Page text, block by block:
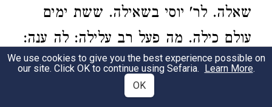
שאלה. לר' יוסי בשאילה. ששת ימים
עולם כילה. מה פעל רב עלילה: לה ענה:
שמעי נא. פועל דר במעונה. בת פלוני
היות למנה. לפלוני היות נכונה: הדא
We use cookies to give you the best experience possible on
our site. Click OK to continue using Sefaria. Learn More.
OK